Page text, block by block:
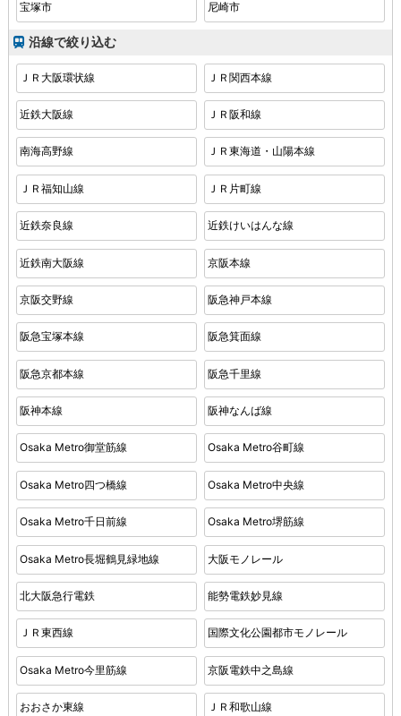
宝塚市 尼崎市
沿線で絞り込む
ＪＲ大阪環状線 ＪＲ関西本線
近鉄大阪線 ＪＲ阪和線
南海高野線 ＪＲ東海道・山陽本線
ＪＲ福知山線 ＪＲ片町線
近鉄奈良線 近鉄けいはんな線
近鉄南大阪線 京阪本線
京阪交野線 阪急神戸本線
阪急宝塚本線 阪急箕面線
阪急京都本線 阪急千里線
阪神本線 阪神なんば線
Osaka Metro御堂筋線 Osaka Metro谷町線
Osaka Metro四つ橋線 Osaka Metro中央線
Osaka Metro千日前線 Osaka Metro堺筋線
Osaka Metro長堀鶴見緑地線 大阪モノレール
北大阪急行電鉄 能勢電鉄妙見線
ＪＲ東西線 国際文化公園都市モノレール
Osaka Metro今里筋線 京阪電鉄中之島線
おおさか東線 ＪＲ和歌山線